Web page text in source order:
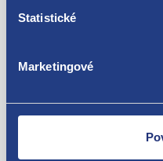
Statistické
Marketingové
Zboží
zakoupení.